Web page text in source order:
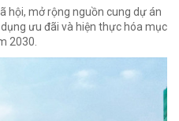
hội, mở rộng nguồn cung dự án
ưu đãi và hiện thực hóa mục
2030.